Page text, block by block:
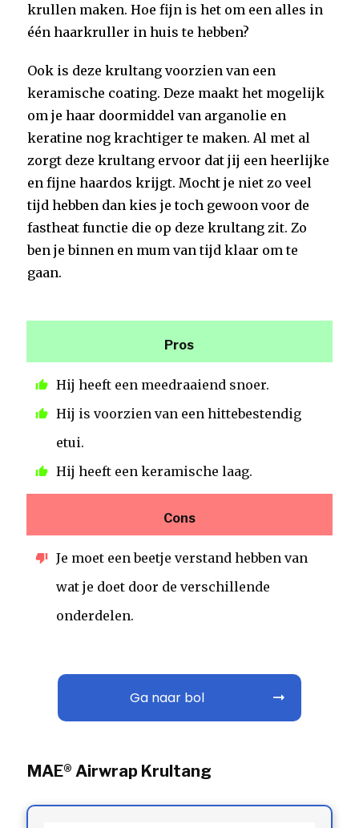
krullen maken. Hoe fijn is het om een alles in
één haarkruller in huis te hebben?
Ook is deze krultang voorzien van een
keramische coating. Deze maakt het mogelijk
om je haar doormiddel van arganolie en
keratine nog krachtiger te maken. Al met al
zorgt deze krultang ervoor dat jij een heerlijke
en fijne haardos krijgt. Mocht je niet zo veel
tijd hebben dan kies je toch gewoon voor de
fastheat functie die op deze krultang zit. Zo
ben je binnen en mum van tijd klaar om te
gaan.
Pros
Hij heeft een meedraaiend snoer.
Hij is voorzien van een hittebestendig
etui.
Hij heeft een keramische laag.
Cons
Je moet een beetje verstand hebben van
wat je doet door de verschillende
onderdelen.
Ga naar bol
MAE® Airwrap Krultang